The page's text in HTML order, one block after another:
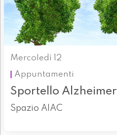
Mercoledì 12
Appuntamenti
Sportello Alzheimer
Spazio AIAC